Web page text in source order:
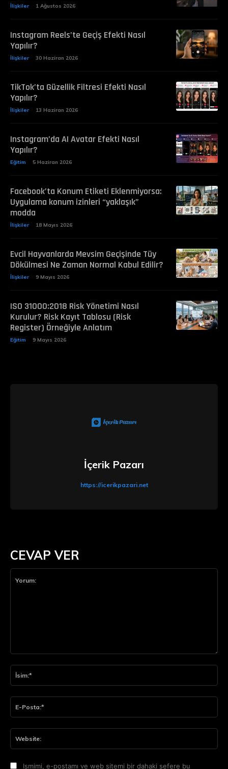
İlişkiler 1 Ağustos 2026
Instagram Reels’te Geçiş Efekti Nasıl
Yapılır?
İlişkiler 30 Haziran 2026
TikTok’ta Güzellik Filtresi Efekti Nasıl
Yapılır?
İlişkiler 13 Haziran 2026
Instagram’da AI Avatar Efekti Nasıl
Yapılır?
Eğitim 5 Haziran 2026
Facebook’ta Konum Etiketi Eklenmiyorsa:
Uygulama konum izinleri “yaklaşık”
modda
İlişkiler 18 Mayıs 2026
Evcil Hayvanlarda Mevsim Geçişinde Tüy
Dökülmesi Ne Zaman Normal Kabul Edilir?
İlişkiler 9 Mayıs 2026
ISO 31000:2018 Risk Yönetimi Nasıl
Kurulur? Risk Kayıt Tablosu (Risk
Register) Örneğiyle Anlatım
Eğitim 9 Mayıs 2026
CEVAP VER
Ismimi, e-postamı ve web sitemi bir dahaki sefere bu
İçerik Pazarı
https://icerikpazari.net